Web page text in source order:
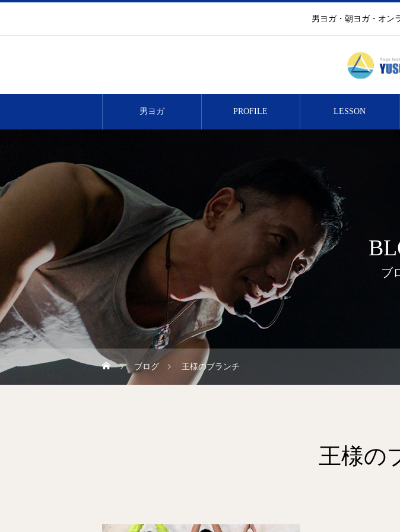
男ヨガ・朝ヨガ・オン
男ヨガ PROFILE LESSON
ブ
ブログ 王様のブランチ
王様の